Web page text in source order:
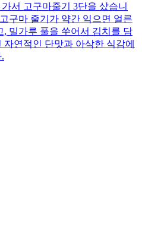
서 고구마줄기 3단을 샀습니
구마 줄기가 약간 익으면 얼른
밀가루 풀을 쑤어서 김치를 담
연적인 단맛과 아삭한 식감에